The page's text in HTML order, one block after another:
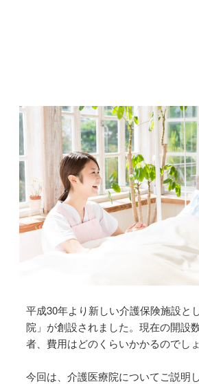
平成30年より新しい介護保険施設と
院」が創設されました。現在の開設
者、費用はどのくらいかかるのでしょ
今回は、介護医療院についてご説明し